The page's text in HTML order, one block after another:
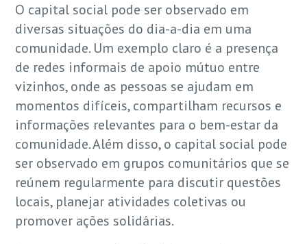
O capital social pode ser observado em
diversas situações do dia-a-dia em uma
comunidade. Um exemplo claro é a presença
de redes informais de apoio mútuo entre
vizinhos, onde as pessoas se ajudam em
momentos difíceis, compartilham recursos e
informações relevantes para o bem-estar da
comunidade. Além disso, o capital social pode
ser observado em grupos comunitários que se
reúnem regularmente para discutir questões
locais, planejar atividades coletivas ou
promover ações solidárias.